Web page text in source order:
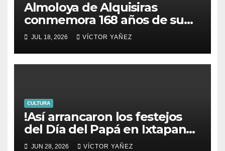
Almoloya de Alquisiras
conmemora 168 años de su
fundación
JUL 18, 2026 VÍCTOR YAÑEZ
CULTURA
!Así arrancaron los festejos
del Día del Papá en Ixtapan
de la Sal!
JUN 28, 2026 VÍCTOR YAÑEZ